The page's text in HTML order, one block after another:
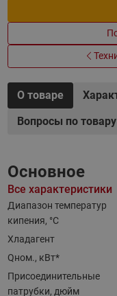
О товаре
Вопросы по товару
Основное
Все характеристики
Диапазон температур
кипения, °C
Хладагент
Qном., кВт*
Присоединительные
патрубки, дюйм